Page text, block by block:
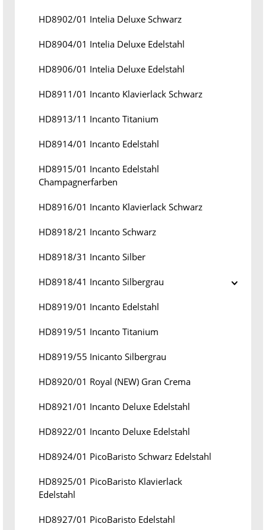
HD8902/01 Intelia Deluxe Schwarz
HD8904/01 Intelia Deluxe Edelstahl
HD8906/01 Intelia Deluxe Edelstahl
HD8911/01 Incanto Klavierlack Schwarz
HD8913/11 Incanto Titanium
HD8914/01 Incanto Edelstahl
HD8915/01 Incanto Edelstahl
Champagnerfarben
HD8916/01 Incanto Klavierlack Schwarz
HD8918/21 Incanto Schwarz
HD8918/31 Incanto Silber
HD8918/41 Incanto Silbergrau
HD8919/01 Incanto Edelstahl
HD8919/51 Incanto Titanium
HD8919/55 Inicanto Silbergrau
HD8920/01 Royal (NEW) Gran Crema
HD8921/01 Incanto Deluxe Edelstahl
HD8922/01 Incanto Deluxe Edelstahl
HD8924/01 PicoBaristo Schwarz Edelstahl
HD8925/01 PicoBaristo Klavierlack
Edelstahl
HD8927/01 PicoBaristo Edelstahl